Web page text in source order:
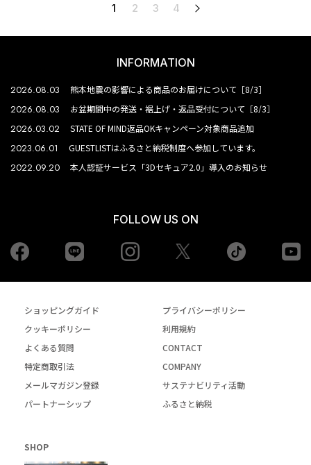
1 2 3 4
INFORMATION
2026.08.03 熊本地震の影響による商品のお届けについて［8/3］
2026.08.03 お盆期間中の発送・裾上げ・返品受付について［8/3］
2026.03.02 STATE OF MIND返品OKキャンペーン対象商品追加
2023.06.01 GUESTLISTはふるさと納税制度へ参加しています。
2022.09.20 本人認証サービス「3Dセキュア2.0」導入のお知らせ
FOLLOW US ON
Facebook Instagram tiktok
ショッピングガイド
プライバシーポリシー
クッキーポリシー
利用規約
よくある質問
CONTACT
特定商取引法
COMPANY
メールマガジン登録
サステナビリティ活動
パートナーシップ
ふるさと納税
SHOP